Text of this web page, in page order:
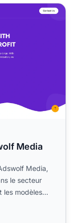
Media
Media,
le secteur
les modèles